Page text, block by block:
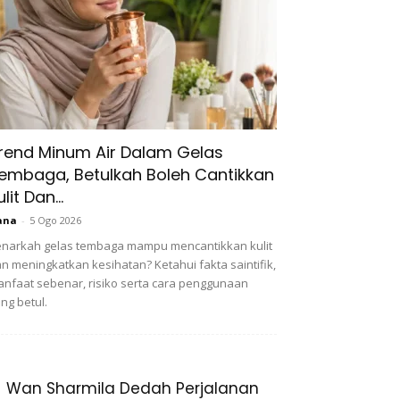
Minum Air Dalam Gelas
Betulkah Boleh Cantikkan
Dan...
- 5 Ogo 2026
gelas tembaga mampu mencantikkan kulit
meningkatkan kesihatan? Ketahui fakta saintifik,
sebenar, risiko serta cara penggunaan
betul.
Wan Sharmila Dedah Perjalanan